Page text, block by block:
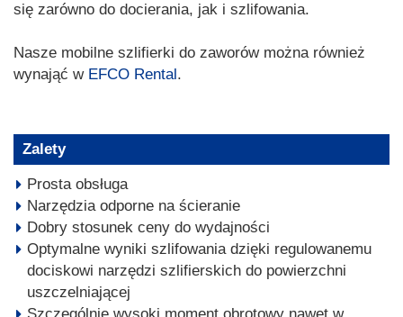
się zarówno do docierania, jak i szlifowania.
Nasze mobilne szlifierki do zaworów można również
wynająć w EFCO Rental.
Zalety
Prosta obsługa
Narzędzia odporne na ścieranie
Dobry stosunek ceny do wydajności
Optymalne wyniki szlifowania dzięki regulowanemu
dociskowi narzędzi szlifierskich do powierzchni
uszczelniającej